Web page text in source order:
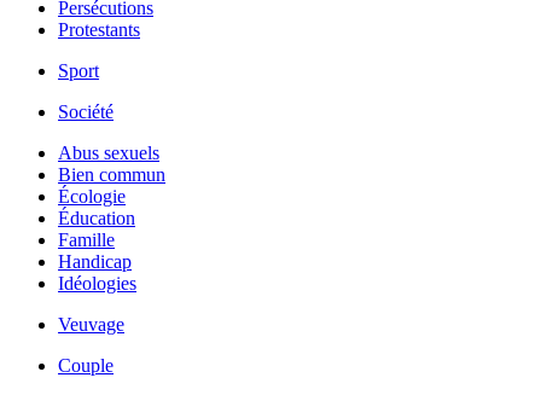
Persécutions
Protestants
Sport
Société
Abus sexuels
Bien commun
Écologie
Éducation
Famille
Handicap
Idéologies
Veuvage
Couple